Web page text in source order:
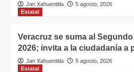
Jan Xahuentitla
5 agosto, 2026
Estatal
Veracruz se suma al
2026; invita a la ciudadanía a
Jan Xahuentitla
5 agosto, 2026
Estatal